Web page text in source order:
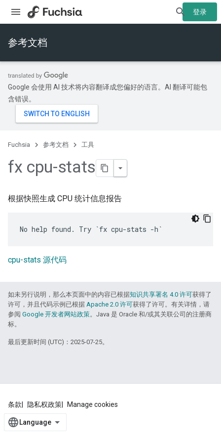
登录
参考文档
Google 会使用 AI 技术将内容翻译成您偏好的语言。AI 翻译可能包
含错误。
Fuchsia 参考文档 工具
fx cpu-stats
根据快照生成 CPU 统计信息报告
cpu-stats 源代码
如未另行说明，那么本页面中的内容已根据知识共享署名 4.0 许可获得了
许可，并且代码示例已根据 Apache 2.0 许可获得了许可。有关详情，请
参阅 Google 开发者网站政策。Java 是 Oracle 和/或其关联公司的注册商
标。
最后更新时间 (UTC)：2025-07-25。
条款 隐私权政策 Manage cookies